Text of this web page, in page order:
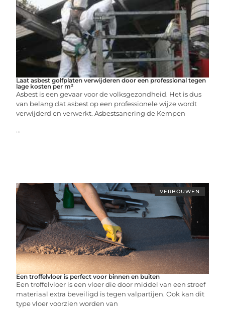
Laat asbest golfplaten verwijderen door een professional tegen
lage kosten per m²
Asbest is een gevaar voor de volksgezondheid. Het is dus
van belang dat asbest op een professionele wijze wordt
verwijderd en verwerkt. Asbestsanering de Kempen
...
VERBOUWEN
Een troffelvloer is perfect voor binnen en buiten
Een troffelvloer is een vloer die door middel van een stroef
materiaal extra beveiligd is tegen valpartijen. Ook kan dit
type vloer voorzien worden van